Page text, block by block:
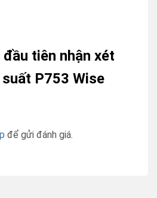
tiên nhận xét
P753 Wise
để gửi đánh giá.